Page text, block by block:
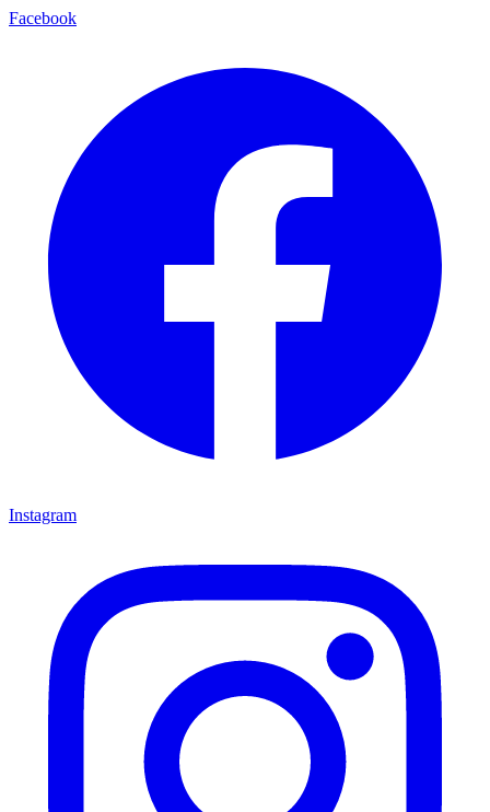
Facebook
Instagram